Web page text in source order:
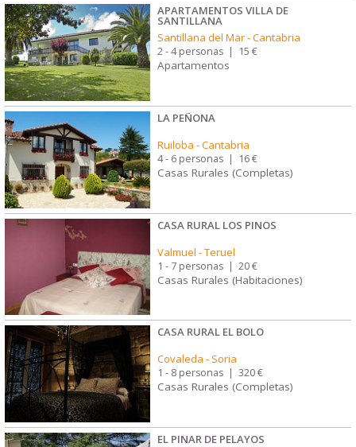
APARTAMENTOS VILLA DE
SANTILLANA
Santillana del Mar-Cantabria
2 - 4 personas | 15 €
Apartamentos
LA PEÑONA
Ruiloba -Cantabria
4 - 6 personas | 16 €
Casas Rurales (Completas)
CASA RURAL LOS PINOS
Valmuel -Teruel
1 - 7 personas | 20 €
Casas Rurales (Habitaciones)
CASA RURAL EL BOLO
Covaleda - Soria
1 - 8 personas | 320 €
Casas Rurales (Completas)
EL PINAR DE PELAYOS